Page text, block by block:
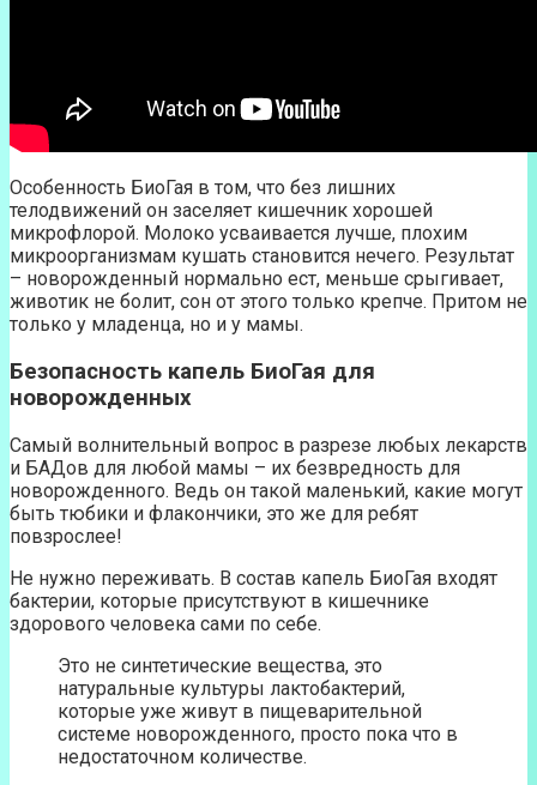
Особенность БиоГая в том, что без лишних
телодвижений он заселяет кишечник хорошей
микрофлорой. Молоко усваивается лучше, плохим
микроорганизмам кушать становится нечего. Результат
– новорожденный нормально ест, меньше срыгивает,
животик не болит, сон от этого только крепче. Притом не
только у младенца, но и у мамы.
Безопасность капель БиоГая для
новорожденных
Самый волнительный вопрос в разрезе любых лекарств
и БАДов для любой мамы – их безвредность для
новорожденного. Ведь он такой маленький, какие могут
быть тюбики и флакончики, это же для ребят
повзрослее!
Не нужно переживать. В состав капель БиоГая входят
бактерии, которые присутствуют в кишечнике
здорового человека сами по себе.
Это не синтетические вещества, это
натуральные культуры лактобактерий,
которые уже живут в пищеварительной
системе новорожденного, просто пока что в
недостаточном количестве.